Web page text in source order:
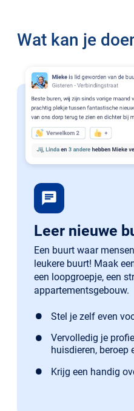
Wat kan je
chat
Leer nieuwe
Een buurt waar
leukere buurt! Maak
een loopgroepje, een
appartementsgebouw.
Stel je zelf even
Vervolledig je
huisdieren, beroep
Krijg een handig